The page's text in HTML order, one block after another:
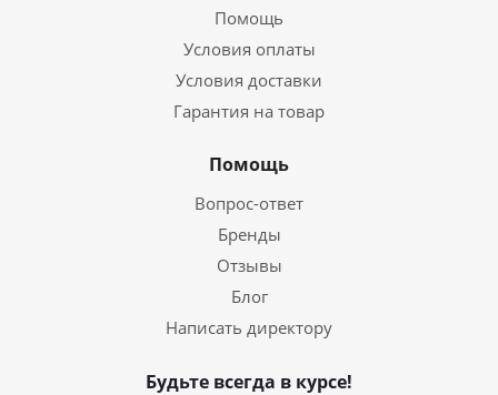
Помощь
Условия оплаты
Условия доставки
Гарантия на товар
Помощь
Вопрос-ответ
Бренды
Отзывы
Блог
Написать директору
Будьте всегда в курсе!